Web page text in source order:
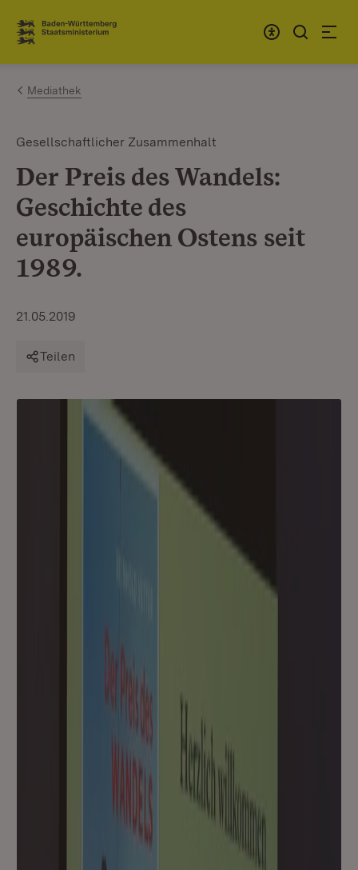
Zum Inhalt springen
Link zur Startseite
Mediathek
Gesellschaftlicher Zusammenhalt
Der Preis des Wandels:
Geschichte des
europäischen Ostens seit
1989.
21.05.2019
Teilen